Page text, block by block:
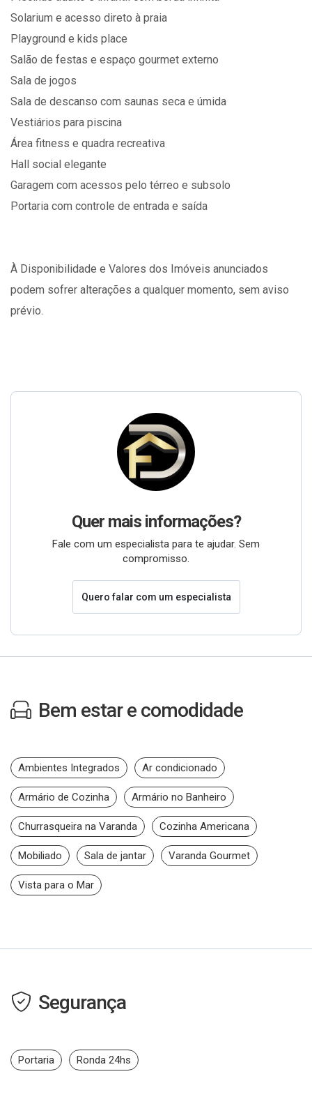
Solarium e acesso direto à praia
Playground e kids place
Salão de festas e espaço gourmet externo
Sala de jogos
Sala de descanso com saunas seca e úmida
Vestiários para piscina
Área fitness e quadra recreativa
Hall social elegante
Garagem com acessos pelo térreo e subsolo
Portaria com controle de entrada e saída
À Disponibilidade e Valores dos Imóveis anunciados
podem sofrer alterações a qualquer momento, sem aviso
prévio.
Quer mais informações?
Fale com um especialista para te ajudar. Sem
compromisso.
Quero falar com um especialista
Bem estar e comodidade
Ambientes Integrados Ar condicionado
Armário de Cozinha Armário no Banheiro
Churrasqueira na Varanda Cozinha Americana
Mobiliado Sala de jantar Varanda Gourmet
Vista para o Mar
Segurança
Portaria Ronda 24hs